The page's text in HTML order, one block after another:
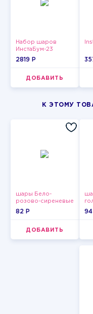
Набор шаров
ИнстаБум-23
2819 P
ДОБАВИТЬ
К ЭТОМУ
шары Бело-
розово-сиреневые
пастельные
82 P
ДОБАВИТЬ
94